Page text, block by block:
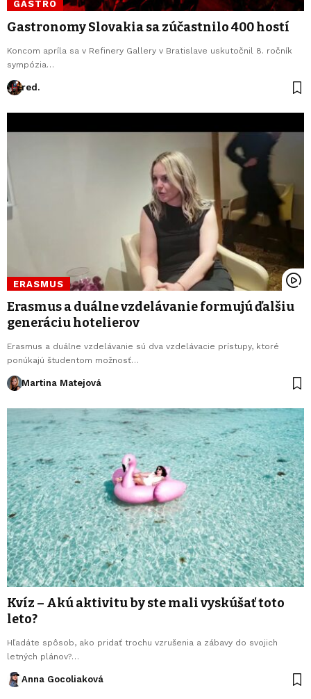
GASTRO
Gastronomy Slovakia sa zúčastnilo 400 hostí
Koncom apríla sa v Refinery Gallery v Bratislave uskutočnil 8. ročník
sympózia…
red.
ERASMUS
Erasmus a duálne vzdelávanie formujú ďalšiu
generáciu hotelierov
Erasmus a duálne vzdelávanie sú dva vzdelávacie prístupy, ktoré
ponúkajú študentom možnosť…
Martina Matejová
Kvíz – Akú aktivitu by ste mali vyskúšať toto
leto?
Hľadáte spôsob, ako pridať trochu vzrušenia a zábavy do svojich
letných plánov?…
Anna Gocoliaková